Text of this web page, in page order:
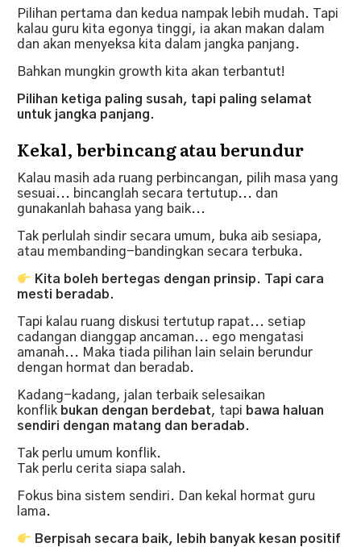
Pilihan pertama dan kedua nampak lebih mudah. Tapi
kalau guru kita egonya tinggi, ia akan makan dalam
dan akan menyeksa kita dalam jangka panjang.
Bahkan mungkin growth kita akan terbantut!
Pilihan ketiga paling susah, tapi paling selamat
untuk jangka panjang.
Kekal, berbincang atau berundur
Kalau masih ada ruang perbincangan, pilih masa yang
sesuai... bincanglah secara tertutup... dan
gunakanlah bahasa yang baik...
Tak perlulah sindir secara umum, buka aib sesiapa,
atau membanding-bandingkan secara terbuka.
Kita boleh bertegas dengan prinsip. Tapi cara
mesti beradab.
Tapi kalau ruang diskusi tertutup rapat... setiap
cadangan dianggap ancaman... ego mengatasi
amanah... Maka tiada pilihan lain selain berundur
dengan hormat dan beradab.
Kadang-kadang, jalan terbaik selesaikan
konflik bukan dengan berdebat, tapi bawa haluan
sendiri dengan matang dan beradab.
Tak perlu umum konflik.
Tak perlu cerita siapa salah.
Fokus bina sistem sendiri. Dan kekal hormat guru
lama.
Berpisah secara baik, lebih banyak kesan positif